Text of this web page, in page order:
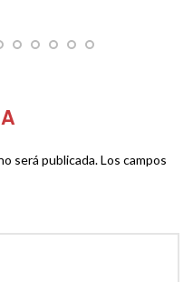
será publicada.Los campos